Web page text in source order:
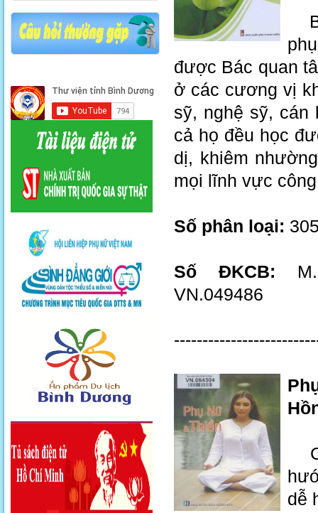
được Bác quan
ở các cương vị
sỹ, nghệ sỹ, cán
cả họ đều học
dị, khiêm
mọi lĩnh vực
Số phân loại:
Số ĐKCB:
VN.049486
dễ